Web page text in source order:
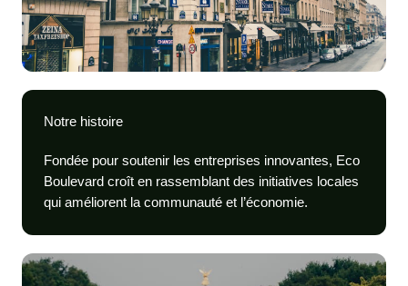
Notre histoire
Fondée pour soutenir les entreprises innovantes, Eco
Boulevard croît en rassemblant des initiatives locales
qui améliorent la communauté et l’économie.